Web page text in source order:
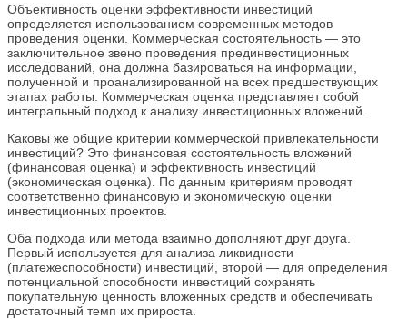
Объективность оценки эффективности инвестиций
определяется использованием современных методов
проведения оценки. Коммерческая состоятельность — это
заключительное звено проведения прединвестиционных
исследований, она должна базироваться на информации,
полученной и проанализированной на всех предшествующих
этапах работы. Коммерческая оценка представляет собой
интегральный подход к анализу инвестиционных вложений.
Каковы же общие критерии коммерческой привлекательности
инвестиций? Это финансовая состоятельность вложений
(финансовая оценка) и эффективность инвестиций
(экономическая оценка). По данным критериям проводят
соответственно финансовую и экономическую оценки
инвестиционных проектов.
Оба подхода или метода взаимно дополняют друг друга.
Первый используется для анализа ликвидности
(платежеспособности) инвестиций, второй — для определения
потенциальной способности инвестиций сохранять
покупательную ценность вложенных средств и обеспечивать
достаточный темп их прироста.